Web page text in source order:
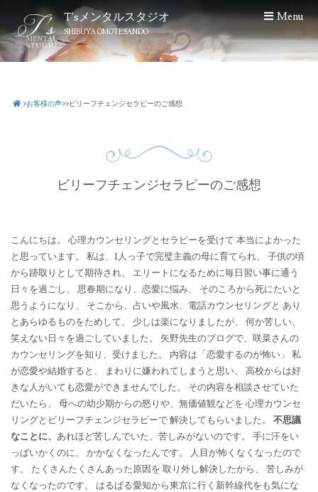
i
p
T'sメンタルスタジオ
SHIBUYA OMOTESANDO
Menu
>お客様の声>>ビリーフチェンジセラピーのご感想
ビリーフチェンジセラピーのご感想
こんにちは。 心理カウンセリングとセラピーを受けて 本当によかった
と思っています。 私は、1人っ子で完璧主義の母に育てられ、 子供の頃
から跡取りとして期待され、 エリートになるために毎日習い事に通う
日々を過ごし、 思春期になり、恋愛に悩み、 そのころから死にたいと
思うようになり、 そこから、占いや風水、電話カウンセリングと あり
とあらゆるものをためして、 少しは楽になりましたが、 何か苦しい、
笑えない日々を過ごしていました。 矢野先生のブログで、咲菜さんの
カウンセリングを知り、受けました。 内容は「恋愛するのが怖い」 私
が恋愛や結婚すると、 まわりに嫌われてしまうと思い、 高校からは好
きな人がいても恋愛ができませんでした。 その内容を相談させていた
だいたら、 母への幼少期からの怒りや、無価値観などを 心理カウンセ
リングとビリーフチェンジセラピーで 解決してもらいました。 不思議
なことに、 あれほど苦しんでいた、苦しみがないのです。 手に汗をい
っぱいかくのに、 かかなくなったんです。 人目が怖くなくなったので
す。 たくさんたくさんあった原因を 取り外し解決したから、 苦しみが
なくなったのです。 はるばる愛知から東京に行く新幹線代をも気にな